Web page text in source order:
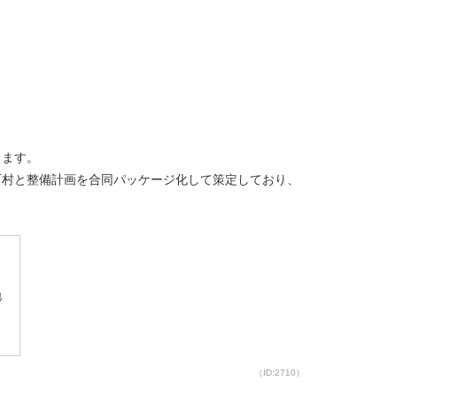
す。
整備計画を合同パッケージ化して策定しており、
（ID:2710）